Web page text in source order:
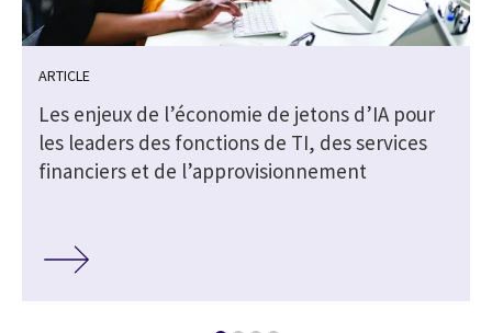
ARTICLE
Les enjeux de l’économie de jetons d’IA pour
les leaders des fonctions de TI, des services
financiers et de l’approvisionnement